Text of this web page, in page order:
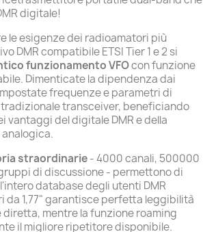
digitale!
le esigenze dei radioamatori più
DMR compatibile ETSI Tier 1 e 2 si
funzionamento VFOcon funzione
Dimenticate la dipendenza dai
frequenze e parametri di
transceiver, beneficiando
vantaggi del digitale DMR e della
straordinarie- 4000 canali, 500000
di discussione - permettono di
database degli utenti DMR
da 1,77" garantisce perfetta leggibilità
diretta, mentre la funzione roaming
il migliore ripetitore disponibile.